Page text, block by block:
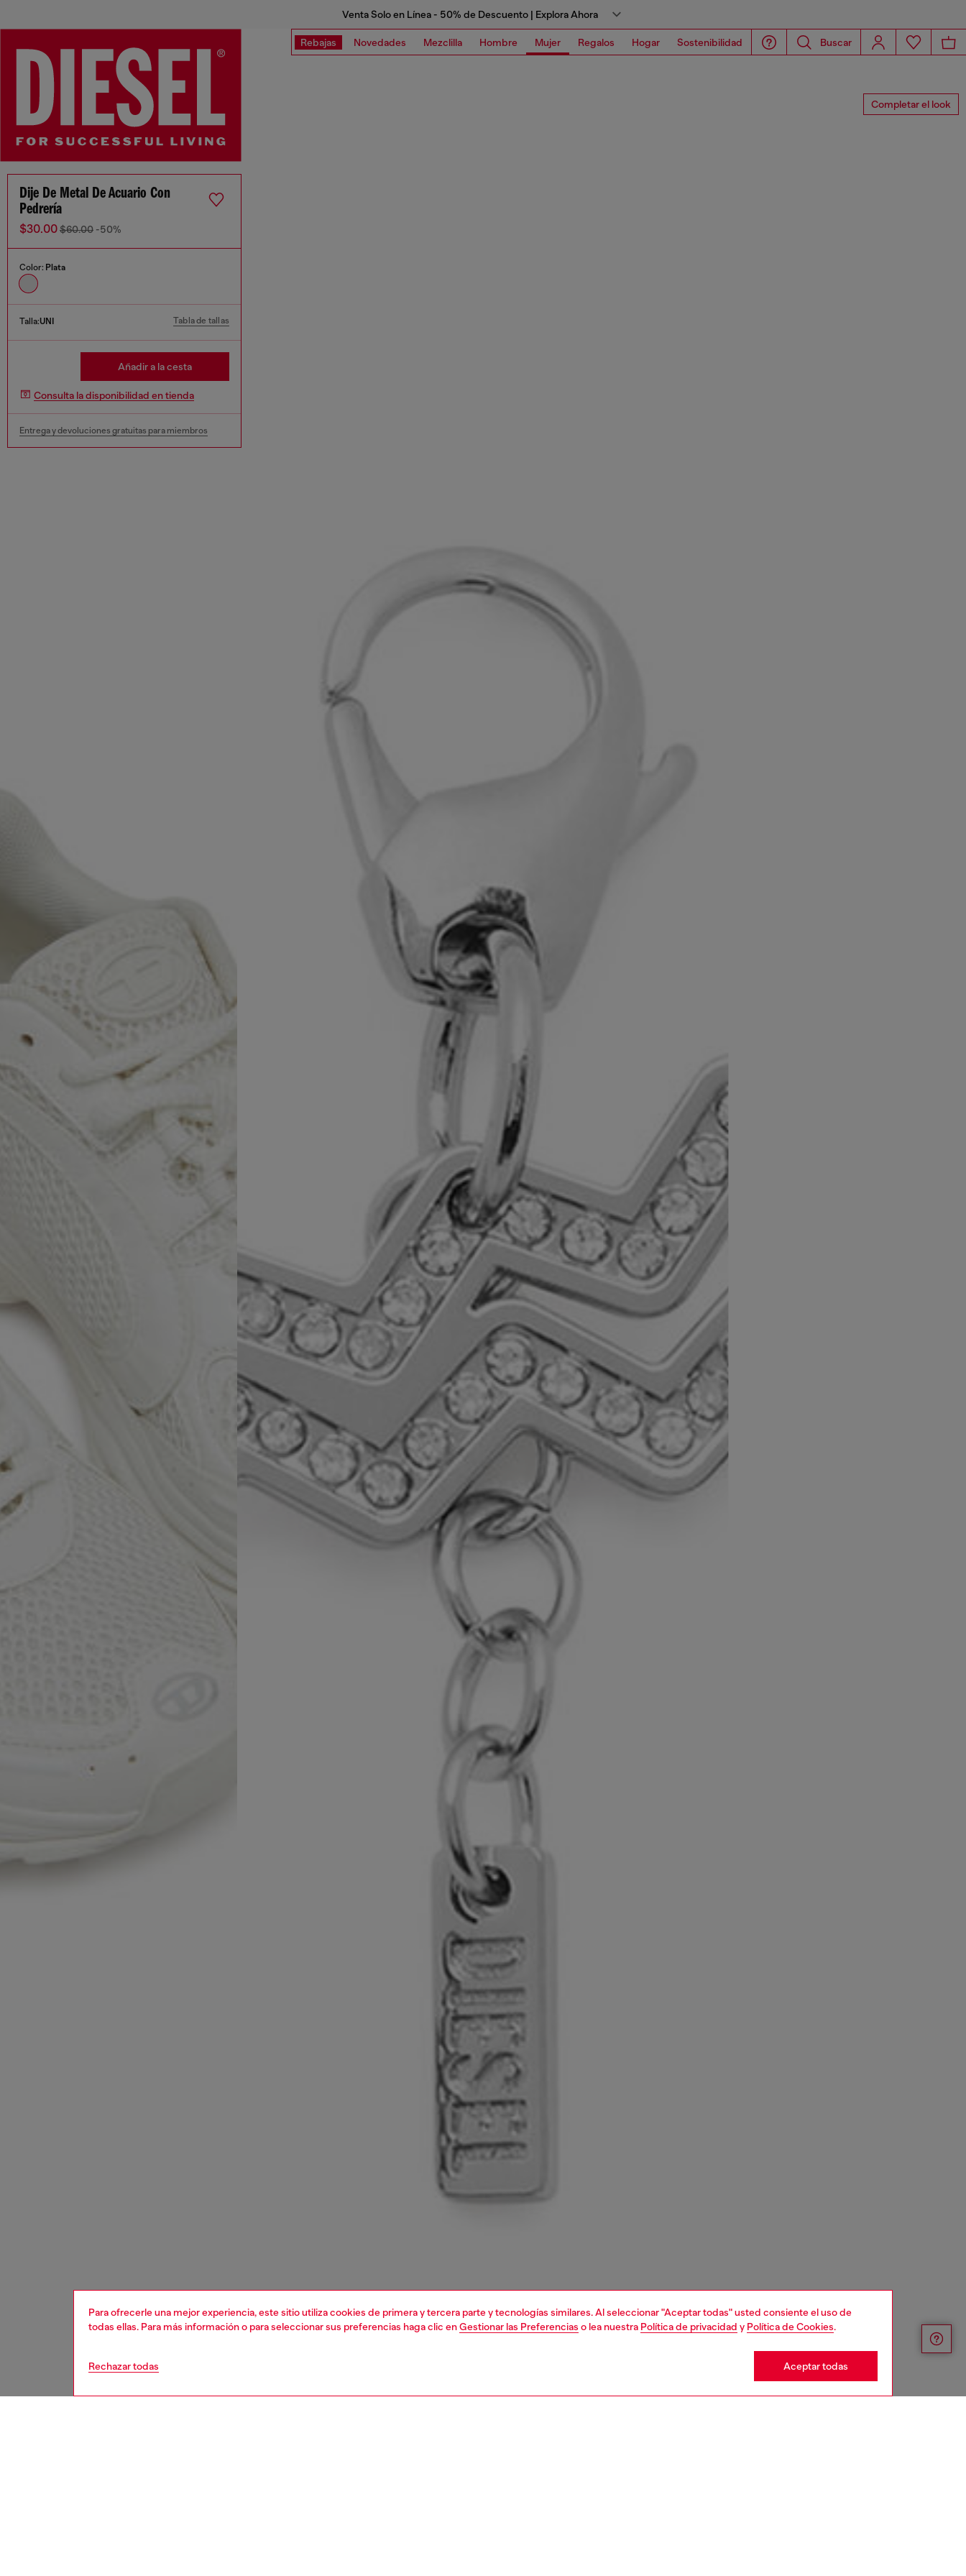
Para ofrecerle una mejor experiencia, este sitio utiliza cookies de primera y tercera parte y tecnologías similares. Al seleccionar "Aceptar todas" usted consiente el uso de
todas ellas. Para más información o para seleccionar sus preferencias haga clic enGestionar las Preferencias o lea nuestra Política de privacidad y Política de Cookies.
Rechazar todas Aceptar todas
Venta Solo en Línea - 50% de Descuento | Explora Ahora
Rebajas Novedades Mezclilla Hombre Mujer Regalos Hogar Sostenibilidad Buscar
Completar el look
Dije De Metal De Acuario Con
Pedrería
$30.00$60.00 -50%
Color: Plata
Talla:UNI Tabla de tallas
Añadir a la cesta
Consulta la disponibilidad en tienda
Entrega y devoluciones gratuitas para miembros